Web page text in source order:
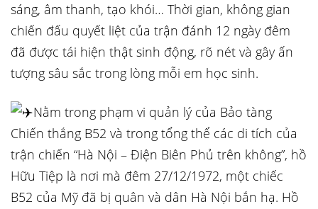
sáng, âm thanh, tạo khói… Thời gian, không gian
chiến đấu quyết liệt của trận đánh 12 ngày đêm
đã được tái hiện thật sinh động, rõ nét và gây ấn
tượng sâu sắc trong lòng mỗi em học sinh.
Nằm trong phạm vi quản lý của Bảo tàng
Chiến thắng B52 và trong tổng thể các di tích của
trận chiến “Hà Nội – Điện Biên Phủ trên không”, hồ
Hữu Tiệp là nơi mà đêm 27/12/1972, một chiếc
B52 của Mỹ đã bị quân và dân Hà Nội bắn hạ. Hồ